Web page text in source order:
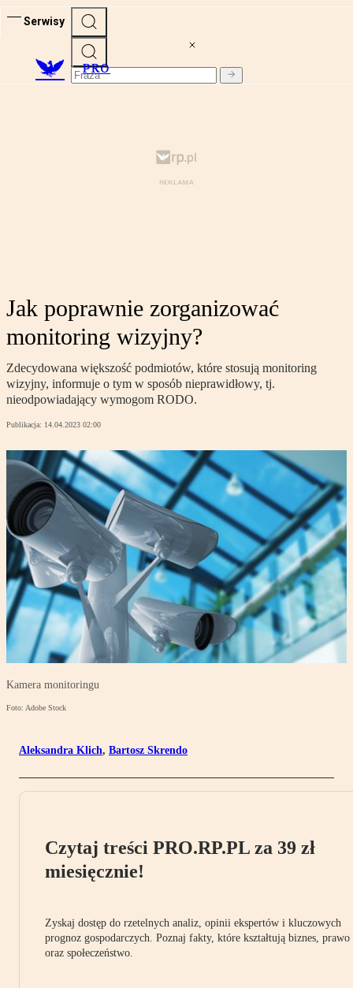
Serwisy
PRO
Jak poprawnie zorganizować
monitoring wizyjny?
Zdecydowana większość podmiotów, które stosują monitoring
wizyjny, informuje o tym w sposób nieprawidłowy, tj.
nieodpowiadający wymogom RODO.
Publikacja: 14.04.2023 02:00
Kamera monitoringu
Foto: Adobe Stock
Aleksandra Klich, Bartosz Skrendo
Czytaj treści PRO.RP.PL za 39 zł
miesięcznie!
Zyskaj dostęp do rzetelnych analiz, opinii ekspertów i kluczowych
prognoz gospodarczych. Poznaj fakty, które kształtują biznes, prawo
oraz społeczeństwo.